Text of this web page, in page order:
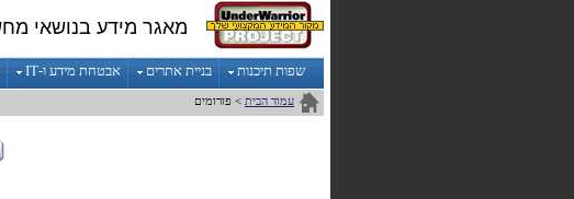
מאגר מידע בנושאי
שפות תיכנות בניית אתרים אבטחת מידע ו-IT
עמוד הבית > פורומים